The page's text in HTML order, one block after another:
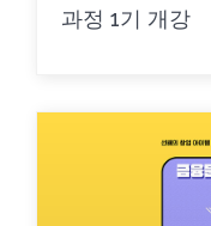
과정 1기 개강